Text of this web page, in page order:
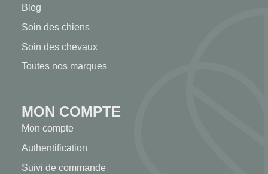
Blog
Soin des chiens
Soin des chevaux
Toutes nos marques
MON COMPTE
Mon compte
Authentification
Suivi de commande